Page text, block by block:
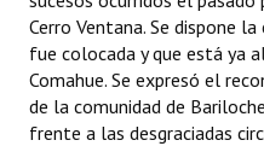
Periodistas Decanos -
Ciudadano Ilustre - Registro
Banca del Vecino - Registro
Cerro Ventana. Se dispone
fue colocada y que está ya
Comahue. Se expresó el
de la comunidad de
frente a las desgraciadas